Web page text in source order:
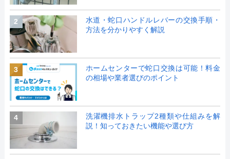
2
水道・蛇口ハンドルレバーの交換手順・
方法を分かりやすく解説
3
ホームセンターで蛇口交換は可能！料金
の相場や業者選びのポイント
4
洗濯機排水トラップ2種類や仕組みを解
説！知っておきたい機能や選び方